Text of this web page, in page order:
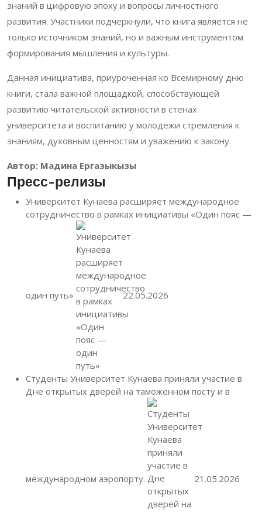
знаний в цифровую эпоху и вопросы личностного
развития. Участники подчеркнули, что книга является не
только источником знаний, но и важным инструментом
формирования мышления и культуры.
Данная инициатива, приуроченная ко Всемирному дню
книги, стала важной площадкой, способствующей
развитию читательской активности в стенах
университета и воспитанию у молодежи стремления к
знаниям, духовным ценностям и уважению к закону.
Автор: Мадина Ергазыкызы
Пресс-релизы
Университет Кунаева расширяет международное
сотрудничество в рамках инициативы «Один пояс —
один путь» 22.05.2026
Студенты Университет Кунаева приняли участие в
Дне открытых дверей на таможенном посту и в
международном аэропорту. 21.05.2026